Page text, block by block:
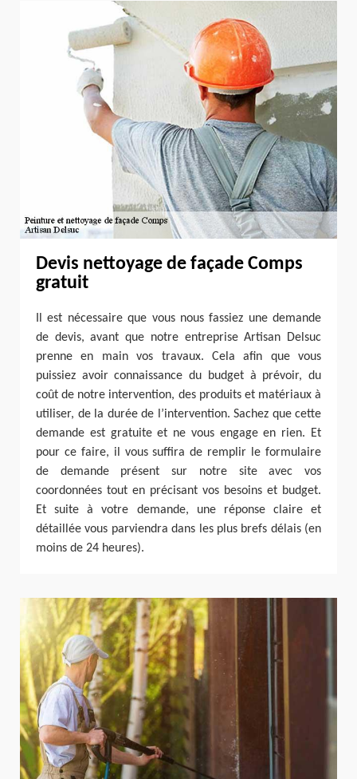
Devis nettoyage de façade Comps
gratuit
Il est nécessaire que vous nous fassiez une demande
de devis, avant que notre entreprise Artisan Delsuc
prenne en main vos travaux. Cela afin que vous
puissiez avoir connaissance du budget à prévoir, du
coût de notre intervention, des produits et matériaux à
utiliser, de la durée de l’intervention. Sachez que cette
demande est gratuite et ne vous engage en rien. Et
pour ce faire, il vous suffira de remplir le formulaire
de demande présent sur notre site avec vos
coordonnées tout en précisant vos besoins et budget.
Et suite à votre demande, une réponse claire et
détaillée vous parviendra dans les plus brefs délais (en
moins de 24 heures).